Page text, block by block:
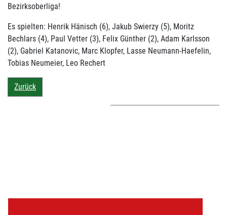
Bezirksoberliga!
Es spielten: Henrik Hänisch (6), Jakub Swierzy (5), Moritz
Bechlars (4), Paul Vetter (3), Felix Günther (2), Adam Karlsson
(2), Gabriel Katanovic, Marc Klopfer, Lasse Neumann-Haefelin,
Tobias Neumeier, Leo Rechert
Zurück